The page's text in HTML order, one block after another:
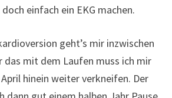
einfach ein EKG machen.
geht’s mir inzwischen
das mit dem Laufen muss ich mir
hinein weiter verkneifen. Der